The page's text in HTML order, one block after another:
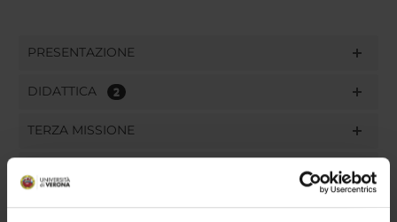
PRESENTAZIONE
DIDATTICA 2
TERZA MISSIONE
PROGETTI